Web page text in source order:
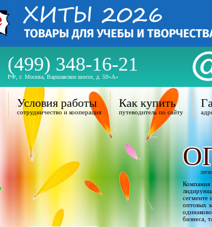
(499) 348-16-21
РФ, г. Москва, Варшавское шоссе, д. 59«А»
Условия работы
сотрудничество и кооперация
Как купить
путеводитель по сайту
Компания
сегменте
оптовых
бизнеса,